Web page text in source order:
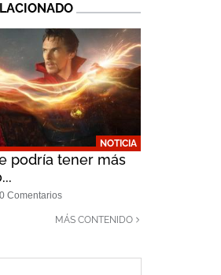
NOTICIA
podría tener más
0 Comentarios
MÁS CONTENIDO